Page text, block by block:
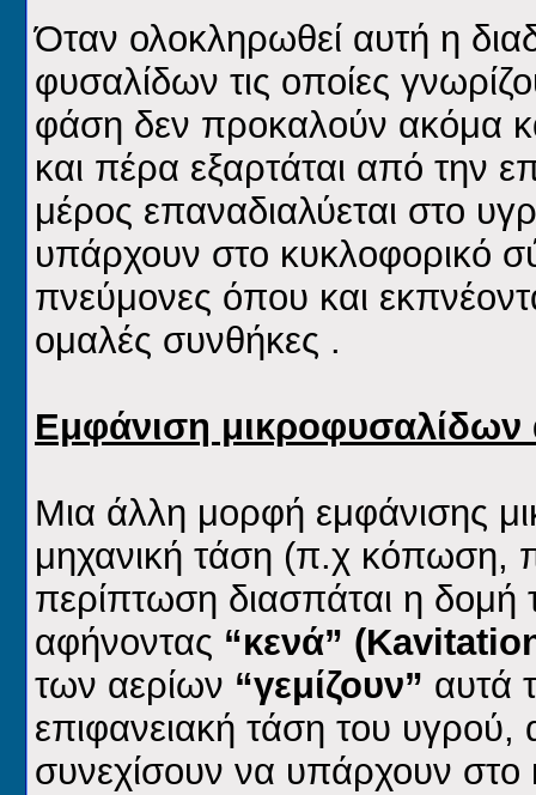
Όταν ολοκληρωθεί αυτή η
φυσαλίδων τις οποίες
φάση δεν προκαλούν ακόμα
και πέρα εξαρτάται από την
μέρος επαναδιαλύεται στο
υπάρχουν στο κυκλοφορικό
πνεύμονες όπου και
ομαλές συνθήκες .
Εμφάνιση
Μια άλλη μορφή εμφάνισης
μηχανική τάση (π.χ κόπωση,
περίπτωση διασπάται η
αφήνοντας “κενά”
των αερίων “γεμίζουν” αυτά
επιφανειακή τάση του
συνεχίσουν να υπάρχουν